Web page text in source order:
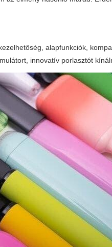
alapfunkciók,
innovatív porlasztót